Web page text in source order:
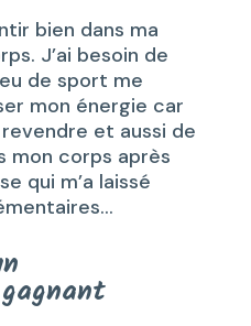
bien dans ma
J’ai besoin de
de sport me
mon énergie car
et aussi de
mon corps après
qui m’a laissé